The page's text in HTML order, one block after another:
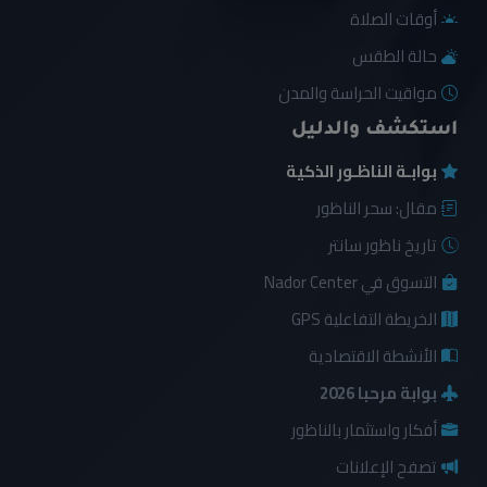
أوقات الصلاة
حالة الطقس
مواقيت الحراسة والمدن
استكشف والدليل
بوابـة الناظـور الذكية
مقال: سحر الناظور
تاريخ ناظور سانتر
التسوق في Nador Center
الخريطة التفاعلية GPS
الأنشطة الاقتصادية
بوابة مرحبا 2026
أفكار واستثمار بالناظور
تصفح الإعلانات